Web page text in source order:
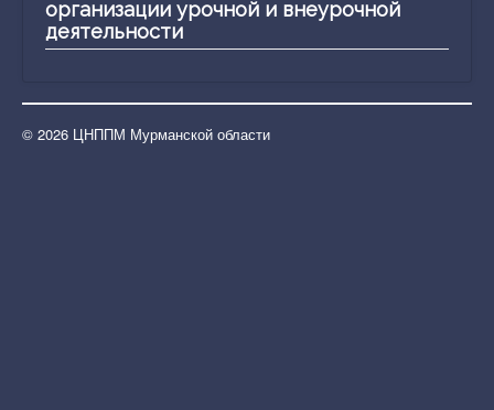
Календарь событий
Заявка на методические консультации и
мероприятия
организации урочной и внеурочной
деятельности
© 2026 ЦНППМ Мурманской области